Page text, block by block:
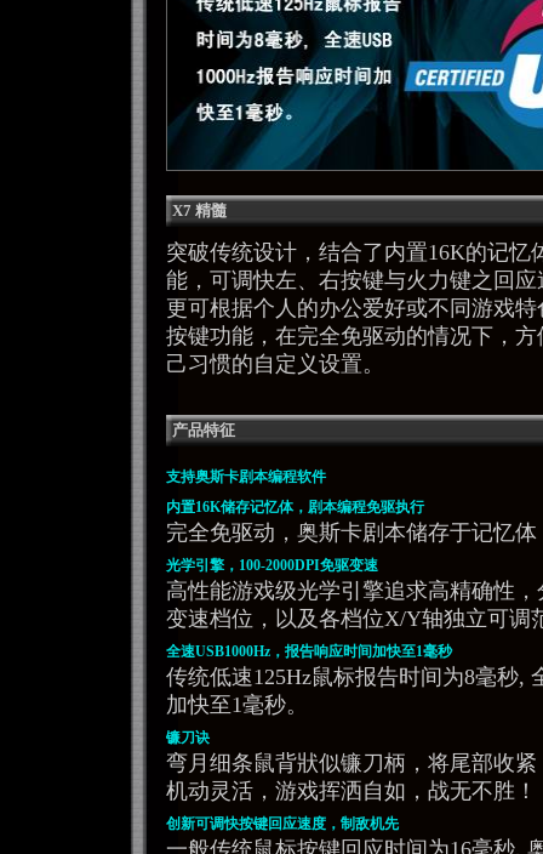
X7 精髓
突破传统设计，结合了内置16K的记忆
能，可调快左、右按键与火力键之回
更可根据个人的办公爱好或不同游戏
按键功能，在完全免驱动的情况下，
己习惯的自定义设置。
产品特征
支持奥斯卡剧本编程软件
内置16K储存记忆体，剧本编程免驱执行
完全免驱动，奥斯卡剧本储存于记忆
光学引擎，100-2000DPI免驱变速
高性能游戏级光学引擎追求高精确性
变速档位，以及各档位X/Y轴独立可调
全速USB1000Hz，报告响应时间加快至1毫秒
传统低速125Hz鼠标报告时间为8毫秒,
加快至1毫秒。
镰刀诀
弯月细条鼠背狀似镰刀柄，将尾部收
机动灵活，游戏挥洒自如，战无不胜！
创新可调快按键回应速度，制敌机先
一般传统鼠标按键回应时间为16毫秒,